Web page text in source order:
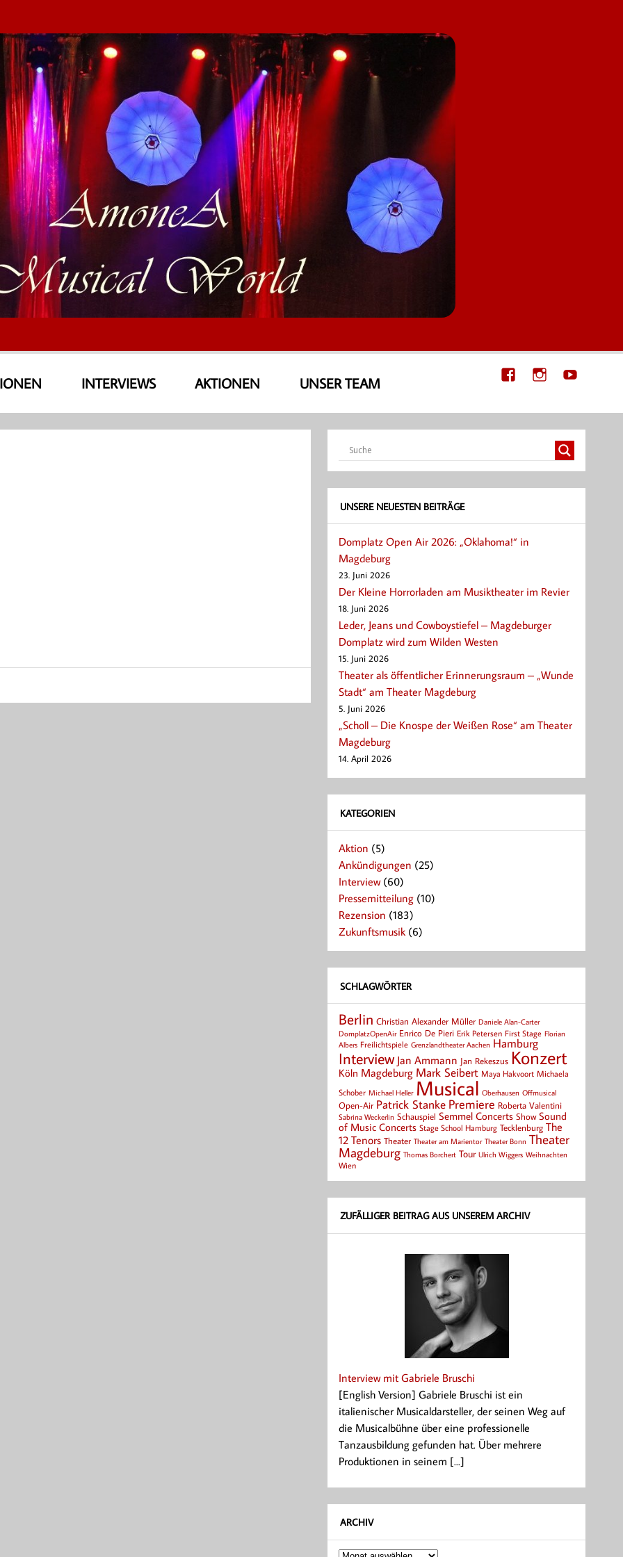
INTERVIEWS AKTIONEN UNSER TEAM
UNSERE NEUESTEN BEITRÄGE
Domplatz Open Air 2026: „Oklahoma!“ in
Magdeburg
23. Juni 2026
Der Kleine Horrorladen am Musiktheater im Revier
18. Juni 2026
Leder, Jeans und Cowboystiefel – Magdeburger
Domplatz wird zum Wilden Westen
15. Juni 2026
Theater als öffentlicher Erinnerungsraum – „Wunde
Stadt“ am Theater Magdeburg
5. Juni 2026
„Scholl – Die Knospe der Weißen Rose“ am Theater
Magdeburg
14. April 2026
KATEGORIEN
Aktion (5)
Ankündigungen (25)
Interview(60)
Pressemitteilung (10)
Rezension (183)
Zukunftsmusik (6)
SCHLAGWÖRTER
Berlin Christian Alexander Müller Daniele Alan-Carter
DomplatzOpenAir Enrico De Pieri Erik Petersen First Stage Florian
Albers Freilichtspiele Grenzlandtheater Aachen Hamburg
Interview Jan Ammann Jan Rekeszus Konzert
Köln Magdeburg Mark Seibert Maya Hakvoort Michaela
Schober Michael Heller Musical Oberhausen Offmusical
Open-Air Patrick Stanke Premiere Roberta Valentini
Sabrina Weckerlin Schauspiel Semmel Concerts Show Sound
of Music Concerts Stage School Hamburg Tecklenburg The
12 Tenors Theater Theater am Marientor Theater Bonn Theater
Magdeburg Thomas Borchert Tour Ulrich Wiggers Weihnachten
Wien
ZUFÄLLIGER BEITRAG AUS UNSEREM ARCHIV
Interview mit Gabriele Bruschi
[English Version] Gabriele Bruschi ist ein
italienischer Musicaldarsteller, der seinen Weg auf
die Musicalbühne über eine professionelle
Tanzausbildung gefunden hat. Über mehrere
Produktionen in seinem [...]
ARCHIV
Archiv